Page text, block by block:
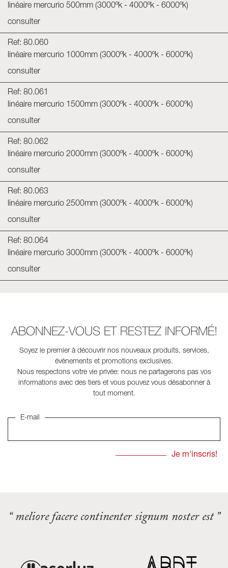
linéaire mercurio 500mm (3000ºk - 4000ºk - 6000ºk)
consulter
Ref: 80.060
linéaire mercurio 1000mm (3000ºk - 4000ºk - 6000ºk)
consulter
Ref: 80.061
linéaire mercurio 1500mm (3000ºk - 4000ºk - 6000ºk)
consulter
Ref: 80.062
linéaire mercurio 2000mm (3000ºk - 4000ºk - 6000ºk)
consulter
Ref: 80.063
linéaire mercurio 2500mm (3000ºk - 4000ºk - 6000ºk)
consulter
Ref: 80.064
linéaire mercurio 3000mm (3000ºk - 4000ºk - 6000ºk)
consulter
ABONNEZ-VOUS ET RESTEZ INFORMÉ!
Soyez le premier à découvrir nos nouveaux produits, services,
événements et promotions exclusives.
Nous respectons votre vie privée: nous ne partagerons pas vos
informations avec des tiers et vous pouvez vous désabonner à
tout moment.
E-mail
“ meliore facere continenter signum noster est ”